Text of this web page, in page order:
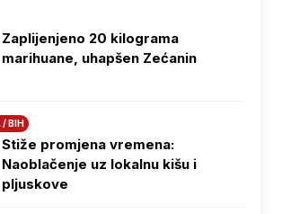
Zaplijenjeno 20 kilograma
marihuane, uhapšen Zećanin
/ BIH
Stiže promjena vremena:
Naoblačenje uz lokalnu kišu i
pljuskove